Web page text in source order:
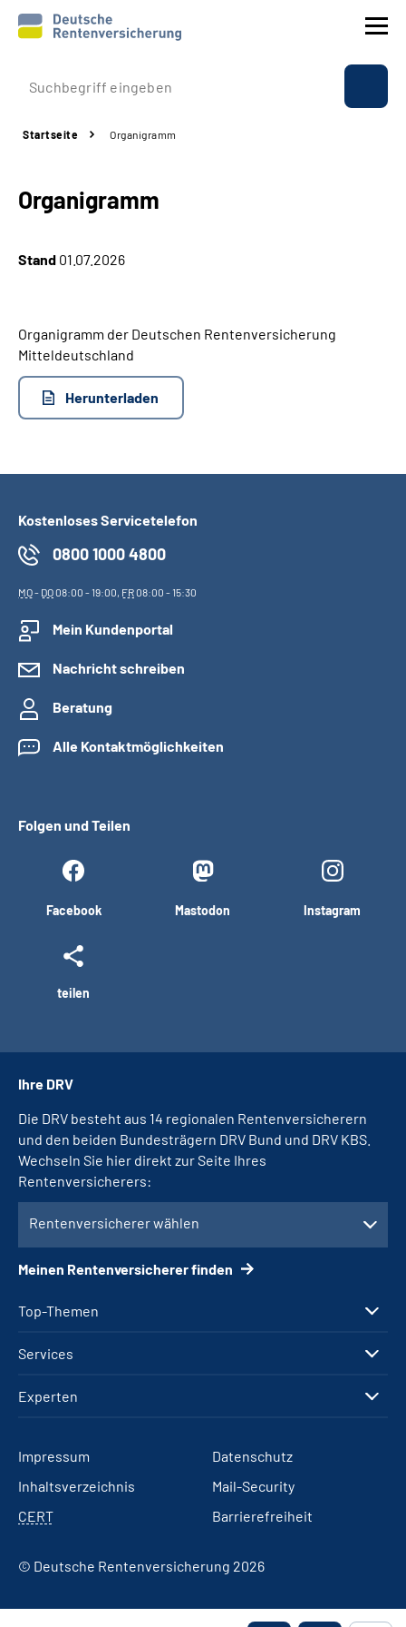
Prävention
Rente
Beratung & Kontakt
Über uns & Presse
Online-Services
Inhalte in Gebärdensprache (DGS)
Leichte Sprache
Mein Kundenportal
Startseite Organigramm
Organigramm
Stand 01.07.2026
Organigramm der Deutschen Rentenversicherung
Mitteldeutschland
Herunterladen
Kostenloses Servicetelefon
0800 1000 4800
MO- DO08:00 - 19:00, FR08:00 - 15:30
Mein Kundenportal
Nachricht schreiben
Beratung
Alle Kontaktmöglichkeiten
Folgen und Teilen
Facebook Mastodon Instagram
teilen
Top-Themen
Services
Experten
Ihre DRV
Die DRV besteht aus 14 regionalen Rentenversicherern
und den beiden Bundesträgern DRV Bund und DRV KBS.
Wechseln Sie hier direkt zur Seite Ihres
Rentenversicherers:
Rentenversicherer wählen
Meinen Rentenversicherer finden
Impressum
Datenschutz
Inhaltsverzeichnis
Mail-Security
CERT
Barrierefreiheit
© Deutsche Rentenversicherung 2026